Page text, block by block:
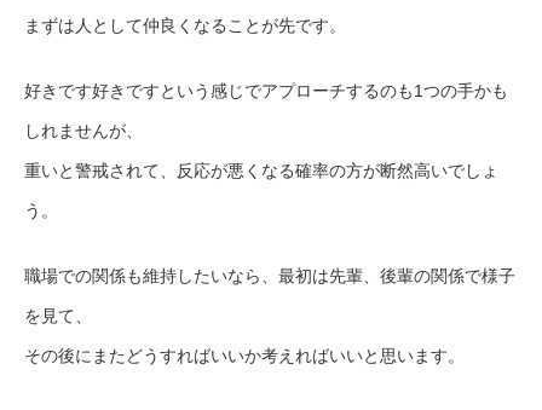
まずは人として仲良くなることが先です。
好きです好きですという感じでアプローチするのも1つの手かも
しれませんが、
重いと警戒されて、反応が悪くなる確率の方が断然高いでしょ
う。
職場での関係も維持したいなら、最初は先輩、後輩の関係で様子
を見て、
その後にまたどうすればいいか考えればいいと思います。